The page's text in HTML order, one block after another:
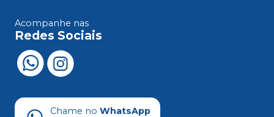
Acompanhe nas
Redes Sociais
Chame no WhatsApp